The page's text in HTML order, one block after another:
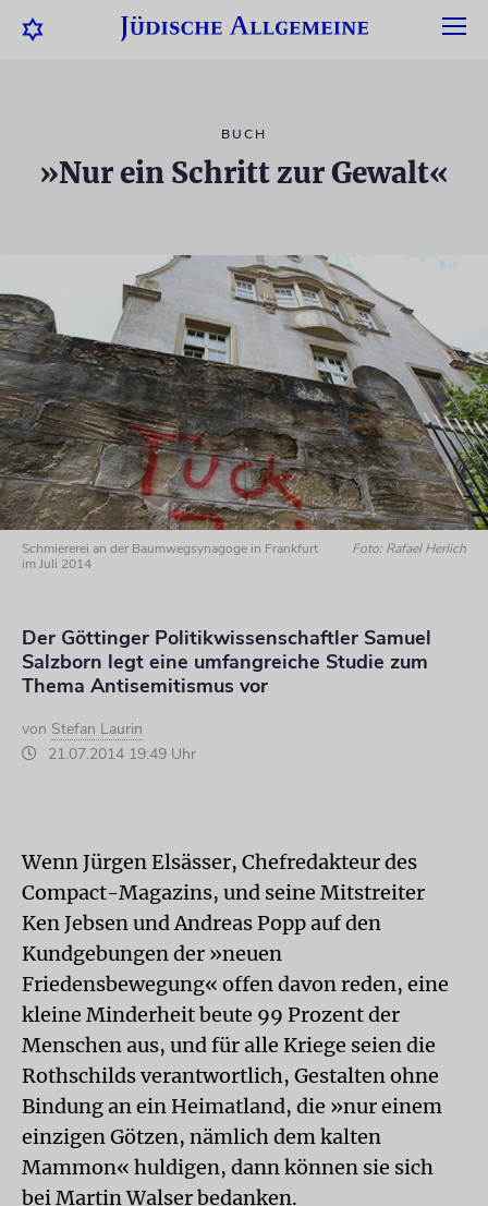
BUCH
»Nur ein Schritt zur Gewalt«
Schmiererei an der Baumwegsynagoge in Frankfurt
im Juli 2014
Foto: Rafael Herlich
Der Göttinger Politikwissenschaftler Samuel
Salzborn legt eine umfangreiche Studie zum
Thema Antisemitismus vor
von Stefan Laurin
21.07.2014 19:49 Uhr
Wenn Jürgen Elsässer, Chefredakteur des
Compact-Magazins, und seine Mitstreiter
Ken Jebsen und Andreas Popp auf den
Kundgebungen der »neuen
Friedensbewegung« offen davon reden, eine
kleine Minderheit beute 99 Prozent der
Menschen aus, und für alle Kriege seien die
Rothschilds verantwortlich, Gestalten ohne
Bindung an ein Heimatland, die »nur einem
einzigen Götzen, nämlich dem kalten
Mammon« huldigen, dann können sie sich
bei Martin Walser bedanken.